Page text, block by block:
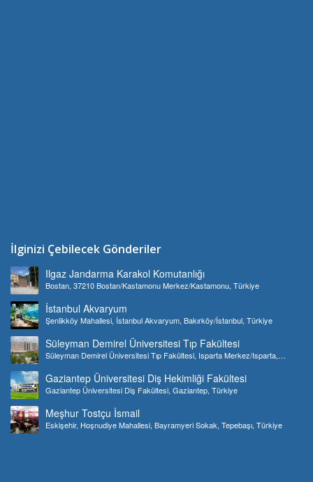
İlginizi Çebilecek Gönderiler
Ilgaz Jandarma Karakol Komutanlığı
Bostan, 37210 Bostan/Kastamonu Merkez/Kastamonu, Türkiye
İstanbul Akvaryum
Şenlikköy Mahallesi, İstanbul Akvaryum, Bakırköy/İstanbul, Türkiye
Süleyman Demirel Üniversitesi Tıp Fakültesi
Süleyman Demirel Üniversitesi Tıp Fakültesi, Isparta Merkez/Isparta,
Gaziantep Üniversitesi Diş Hekimliği Fakültesi
Gaziantep Üniversitesi Diş Fakültesi, Gaziantep, Türkiye
Meşhur Tostçu İsmail
Eskişehir, Hoşnudiye Mahallesi, Bayramyeri Sokak, Tepebaşı, Türkiye